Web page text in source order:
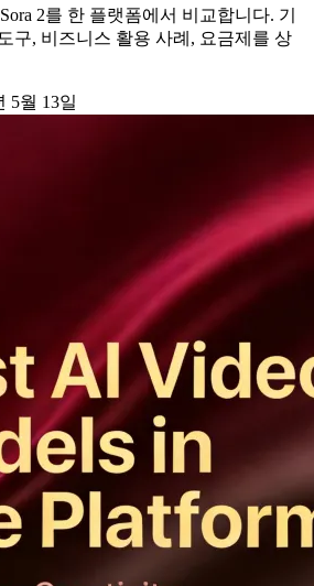
2를 한 플랫폼에서 비교합니다. 기
구, 비즈니스 활용 사례, 요금제를 상
5월 13일